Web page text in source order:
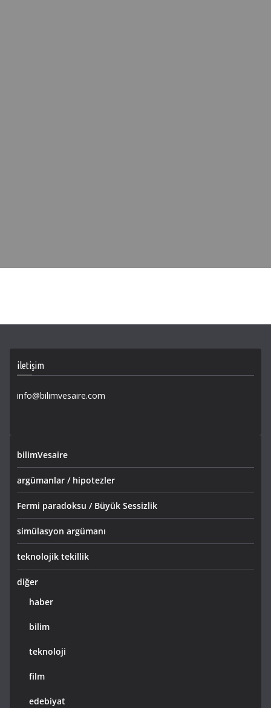
iletişim
info@bilimvesaire.com
bilimVesaire
argümanlar / hipotezler
Fermi paradoksu / Büyük Sessizlik
simülasyon argümanı
teknolojik tekillik
diğer
haber
bilim
teknoloji
film
edebiyat